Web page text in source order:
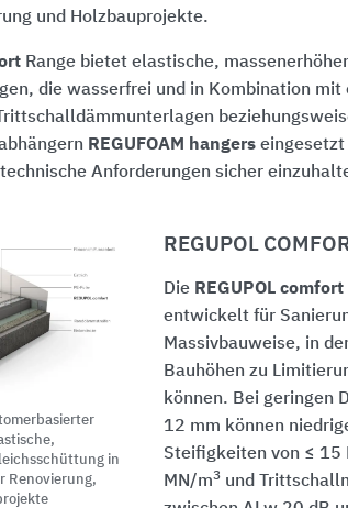
und Holzbauprojekte.
Range bietet elastische,
die wasserfrei und in Kombination mit
REGUFOAM hangerseingesetzt
Anforderungen sicher
in
Renovierung,
REGUPOL
Die REGUPOL comfort
entwickelt für
Massivbauweise, in
Bauhöhen zu
können. Bei geringen
12 mm können
Steifigkeiten von ≤ 15
MN/m3 und